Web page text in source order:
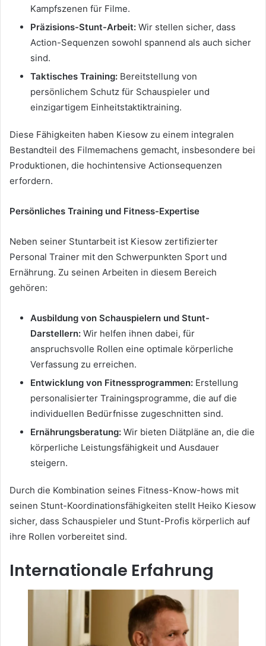
Kampfszenen für Filme.
Präzisions-Stunt-Arbeit: Wir stellen sicher, dass
Action-Sequenzen sowohl spannend als auch sicher
sind.
Taktisches Training: Bereitstellung von
persönlichem Schutz für Schauspieler und
einzigartigem Einheitstaktiktraining.
Diese Fähigkeiten haben Kiesow zu einem integralen
Bestandteil des Filmemachens gemacht, insbesondere bei
Produktionen, die hochintensive Actionsequenzen
erfordern.
Persönliches Training und Fitness-Expertise
Neben seiner Stuntarbeit ist Kiesow zertifizierter
Personal Trainer mit den Schwerpunkten Sport und
Ernährung. Zu seinen Arbeiten in diesem Bereich
gehören:
Ausbildung von Schauspielern und Stunt-
Darstellern: Wir helfen ihnen dabei, für
anspruchsvolle Rollen eine optimale körperliche
Verfassung zu erreichen.
Entwicklung von Fitnessprogrammen: Erstellung
personalisierter Trainingsprogramme, die auf die
individuellen Bedürfnisse zugeschnitten sind.
Ernährungsberatung: Wir bieten Diätpläne an, die die
körperliche Leistungsfähigkeit und Ausdauer
steigern.
Durch die Kombination seines Fitness-Know-hows mit
seinen Stunt-Koordinationsfähigkeiten stellt Heiko Kiesow
sicher, dass Schauspieler und Stunt-Profis körperlich auf
ihre Rollen vorbereitet sind.
Internationale Erfahrung